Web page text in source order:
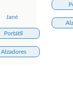
Jané
Portátil
Alzadores